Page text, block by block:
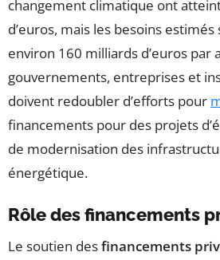
changement climatique ont
d’euros, mais les besoins
environ 160 milliards d’euros par
gouvernements, entreprises et
doivent redoubler d’efforts pour
financements pour des projets
de modernisation des
énergétique.
Rôle des financements
Le soutien desfinancements